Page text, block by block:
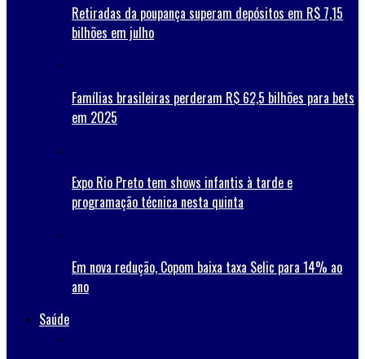
Retiradas da poupança superam depósitos em R$ 7,15
bilhões em julho
Famílias brasileiras perderam R$ 62,5 bilhões para bets
em 2025
Expo Rio Preto tem shows infantis à tarde e
programação técnica nesta quinta
Em nova redução, Copom baixa taxa Selic para 14% ao
ano
Saúde